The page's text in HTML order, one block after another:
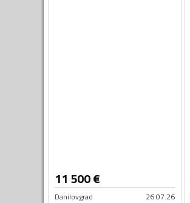
11 500€
Danilovgrad 26.07.26